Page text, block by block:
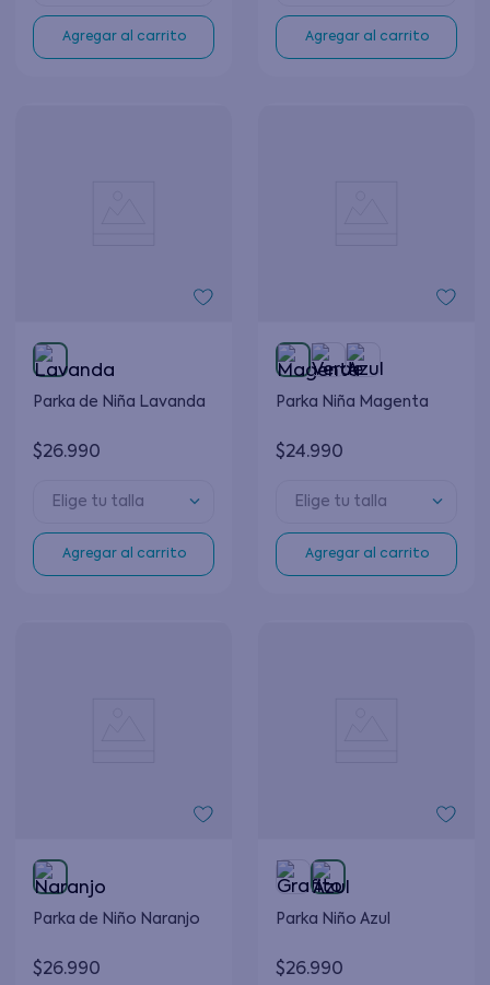
Agregar al carrito Agregar al carrito
Parka de Niña Lavanda
$26.990
Elige tu talla
Agregar al carrito
Parka Niña Magenta
$24.990
Elige tu talla
Agregar al carrito
Parka de Niño Naranjo
$26.990
Parka Niño Azul
$26.990